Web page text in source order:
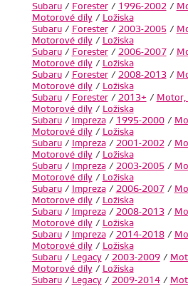
Subaru/ Forester/ 1996-2002 /
Motorové díly/ Ložiska
Subaru/ Forester/ 2003-2005/
Motorové díly/ Ložiska
Subaru/ Forester/ 2006-2007/
Motorové díly/ Ložiska
Subaru/ Forester/ 2008-2013/
Motorové díly/ Ložiska
Subaru/ Forester/ 2013+ / Motor,
Motorové díly/ Ložiska
Subaru/ Impreza/ 1995-2000/
Motorové díly/ Ložiska
Subaru/ Impreza/ 2001-2002 /
Motorové díly/ Ložiska
Subaru/ Impreza/ 2003-2005/
Motorové díly/ Ložiska
Subaru/ Impreza/ 2006-2007/
Motorové díly/ Ložiska
Subaru/ Impreza/ 2008-2013/
Motorové díly/ Ložiska
Subaru/ Impreza/ 2014-2018/
Motorové díly/ Ložiska
Subaru/ Legacy/ 2003-2009/
Motorové díly/ Ložiska
Subaru/ Legacy/ 2009-2014/